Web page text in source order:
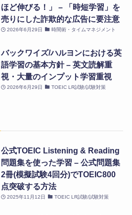
ほど伸びる！」 – 「時短学習」を
売りにした詐欺的な広告に要注意
2026年6月29日 時間術・タイムマネジメント
バックワイズ/ハルヨンにおける英
語学習の基本方針 – 英文読解重
視・大量のインプット学習重視
2026年6月29日 TOEIC LR試験/試験対策
公式TOEIC Listening & Reading
問題集を使った学習 – 公式問題集
2冊(模擬試験4回分)でTOEIC800
点突破する方法
2025年11月12日 TOEIC LR試験/試験対策